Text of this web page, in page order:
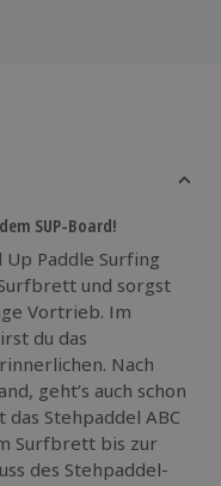
SUP-Board!
Paddle Surfing
und sorgst
Vortrieb. Im
du das
Nach
geht’s auch schon
das Stehpaddel ABC
Surfbrett bis zur
des Stehpaddel-